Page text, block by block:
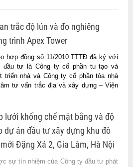
trắc độ lún và đo nghiêng
trình Apex Tower
hợp đồng số 11/2010 TTTĐ đã ký với
đầu tư là Công ty cổ phần tu tạo và
triển nhà và Công ty cổ phần tòa nhà
tư vấn trắc địa và xây dựng – Viện
lưới khống chế mặt bằng và độ
dự án đầu tư xây dựng khu đô
Đặng Xá 2, Gia Lâm, Hà Nội
sự tín nhiệm của Công ty đầu tư phát